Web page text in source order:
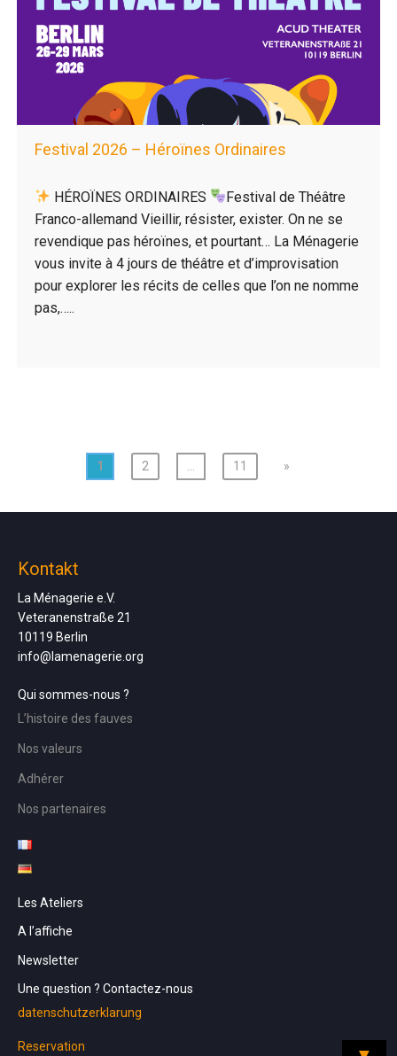
Festival 2026 – Héroïnes Ordinaires
HÉROÏNES ORDINAIRES
Festival de Théâtre
Franco-allemand Vieillir, résister, exister. On ne se
revendique pas héroïnes, et pourtant… La Ménagerie
vous invite à 4 jours de théâtre et d’improvisation
pour explorer les récits de celles que l’on ne nomme
pas,…..
1 2 11 »
Kontakt
La Ménagerie e.V.
Veteranenstraße 21
10119 Berlin
info@lamenagerie.org
Qui sommes-nous ?
L’histoire des fauves
Nos valeurs
Adhérer
Nos partenaires
Les Ateliers
A l’affiche
Newsletter
Une question ? Contactez-nous
datenschutzerklarung
Reservation